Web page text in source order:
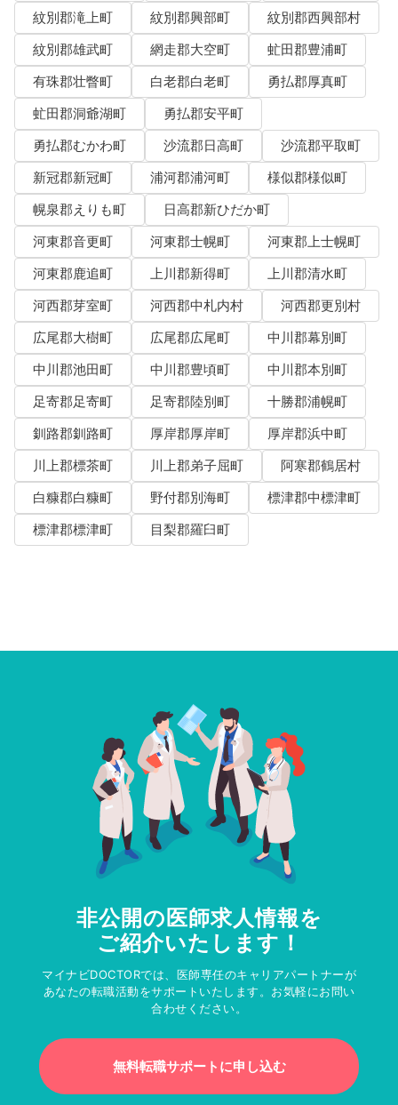
紋別郡滝上町
紋別郡興部町
紋別郡西興部村
紋別郡雄武町
網走郡大空町
虻田郡豊浦町
有珠郡壮瞥町
白老郡白老町
勇払郡厚真町
虻田郡洞爺湖町
勇払郡安平町
勇払郡むかわ町
沙流郡日高町
沙流郡平取町
新冠郡新冠町
浦河郡浦河町
様似郡様似町
幌泉郡えりも町
日高郡新ひだか町
河東郡音更町
河東郡士幌町
河東郡上士幌町
河東郡鹿追町
上川郡新得町
上川郡清水町
河西郡芽室町
河西郡中札内村
河西郡更別村
広尾郡大樹町
広尾郡広尾町
中川郡幕別町
中川郡池田町
中川郡豊頃町
中川郡本別町
足寄郡足寄町
足寄郡陸別町
十勝郡浦幌町
釧路郡釧路町
厚岸郡厚岸町
厚岸郡浜中町
川上郡標茶町
川上郡弟子屈町
阿寒郡鶴居村
白糠郡白糠町
野付郡別海町
標津郡中標津町
標津郡標津町
目梨郡羅臼町
非公開の医師求人情報を
ご紹介いたします！
マイナビDOCTORでは、医師専任のキャリアパートナーが
あなたの転職活動をサポートいたします。お気軽にお問い
合わせください。
無料転職サポートに申し込む